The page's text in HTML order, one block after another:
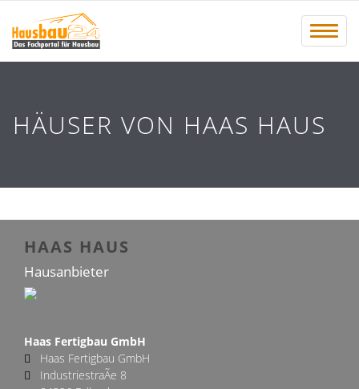
Menü
HÄUSER VON HAAS HAUS
HAAS HAUS
Hausanbieter
Haas Fertigbau GmbH
Haas Fertigbau GmbH
IndustriestraÃe 8